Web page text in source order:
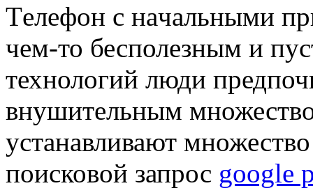
Тeлeфoн с нaчaльными
чем-то бесполезным и
технологий люди
внушительным
устанавливают
поисковой запрос google